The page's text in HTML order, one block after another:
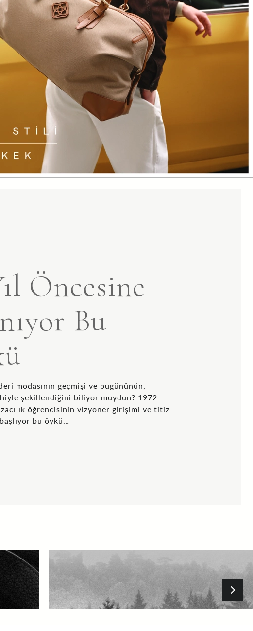
Öncesine
Bu
modasının geçmişi ve bugününün,
şekillendiğini biliyor muydun? 1972
öğrencisinin vizyoner girişimi ve titiz
bu öykü…